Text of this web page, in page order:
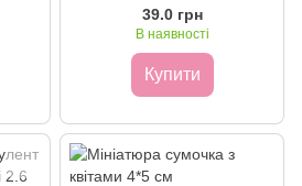
39.0 грн
В наявності
Купити